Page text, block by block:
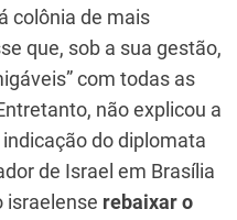
colônia de mais
que, sob a sua gestão,
com todas as
não explicou a
do diplomata
de Israel em Brasília
israelense rebaixar o